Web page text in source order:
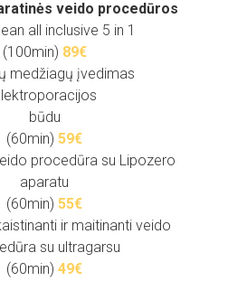
veido procedūros
all inclusive 5 in 1
(100min) 89€
medžiagų įvedimas
būdu
(60min) 59€
procedūra su Lipozero
aparatu
(60min) 55€
ir maitinanti veido
su ultragarsu
(60min) 49€